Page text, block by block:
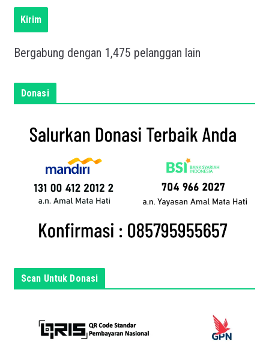
k
a
a
n
Kirim
Bergabung dengan 1,475 pelanggan lain
Donasi
Scan Untuk Donasi